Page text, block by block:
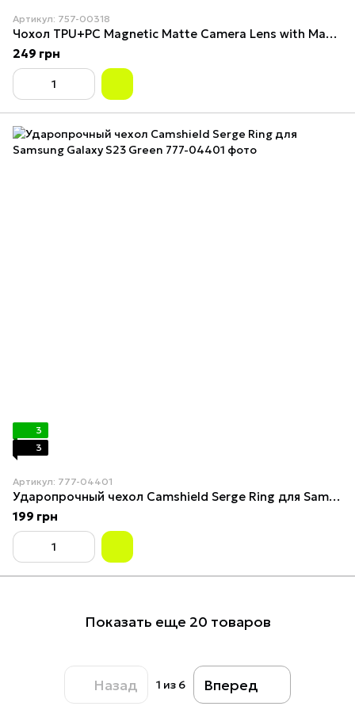
Артикул: 757-00318
Чохол TPU+PC Magnetic Matte Camera Lens with Magsafe для Samsung Galaxy S23 5G (S911) Dark Purple
249 грн
3
3
Артикул: 777-04401
Ударопрочный чехол Camshield Serge Ring для Samsung Galaxy S23 Green
199 грн
Показать еще 20 товаров
Назад 1 из 6 Вперед